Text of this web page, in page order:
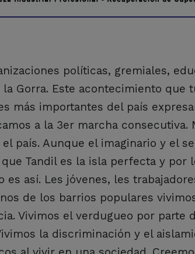
políticas, gremiales,
Gorra. Este acontecimiento que
más importantes del país
a la 3er marcha
país. Aunque el imaginario y el
Tandil es la isla perfecta y por
es así. Les jóvenes, les
de los barrios populares
Vivimos el verdugueo por parte
la discriminación y el